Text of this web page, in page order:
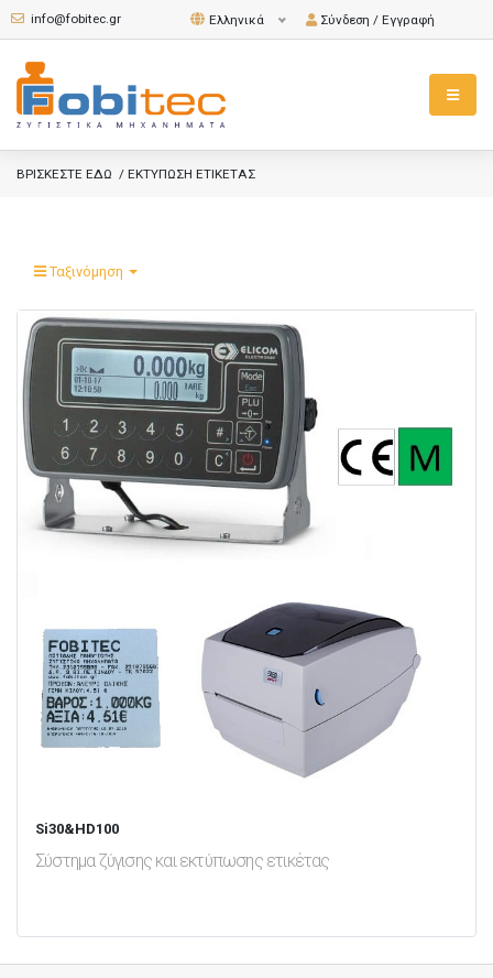
info@fobitec.gr Ελληνικά Σύνδεση / Εγγραφή
BΡΙΣΚΕΣΤΕ ΕΔΩ / ΕΚΤΥΠΩΣΗ ΕΤΙΚΕΤΑΣ
Ταξινόμηση
Si30&HD100
Σύστημα ζύγισης και εκτύπωσης ετικέτας